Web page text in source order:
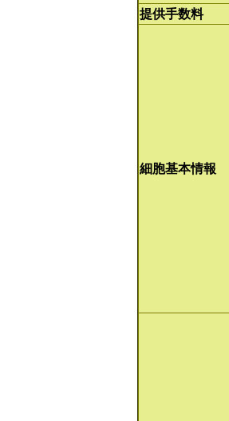
提供手数料
細胞基本情報